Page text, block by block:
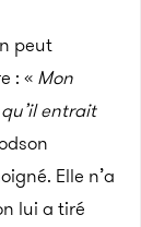
peut
: « Mon
entrait
Elle n’a
lui a tiré